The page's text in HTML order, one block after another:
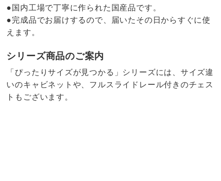
●国内工場で丁寧に作られた国産品です。
●完成品でお届けするので、届いたその日からすぐに使
えます。
シリーズ商品のご案内
「ぴったりサイズが見つかる」シリーズには、サイズ違
いのキャビネットや、フルスライドレール付きのチェス
トもございます。